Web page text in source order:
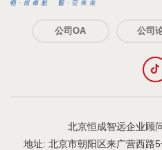
公司OA 公司
北京恒成智远企业顾
地址: 北京市朝阳区来广营西路